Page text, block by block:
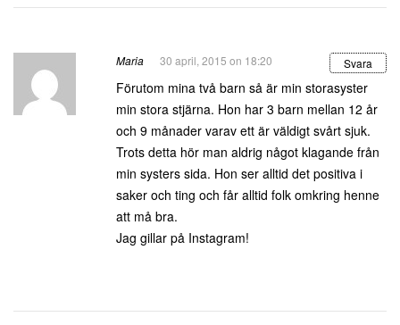
Maria 30 april, 2015 on 18:20 Svara
Förutom mina två barn så är min storasyster
min stora stjärna. Hon har 3 barn mellan 12 år
och 9 månader varav ett är väldigt svårt sjuk.
Trots detta hör man aldrig något klagande från
min systers sida. Hon ser alltid det positiva i
saker och ting och får alltid folk omkring henne
att må bra.
Jag gillar på Instagram!